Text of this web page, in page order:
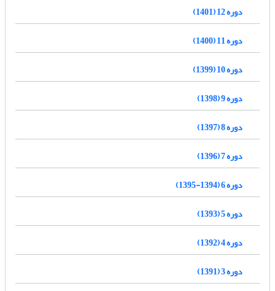
دوره 12 (1401)
دوره 11 (1400)
دوره 10 (1399)
دوره 9 (1398)
دوره 8 (1397)
دوره 7 (1396)
دوره 6 (1394-1395)
دوره 5 (1393)
دوره 4 (1392)
دوره 3 (1391)